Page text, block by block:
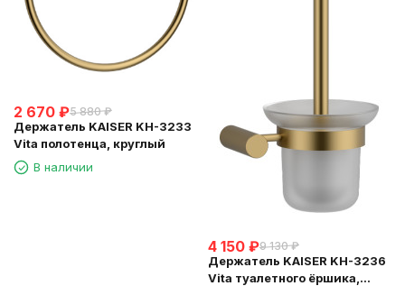
2 670 ₽5 880 ₽
Держатель KAISER KH-3233
Vita полотенца, круглый
В наличии
4 150 ₽9 130 ₽
Держатель KAISER KH-3236
Vita туалетного ёршика,